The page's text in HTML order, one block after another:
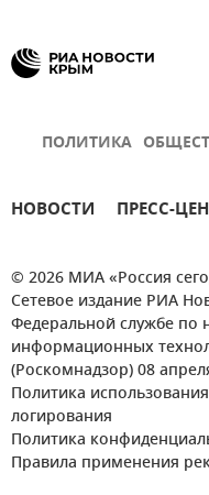
ПОЛИТИКА
НОВОСТИ ПРЕСС-
© 2026 МИА «Россия
Сетевое издание РИА
Федеральной службе по
информационных
(Роскомнадзор) 08
Политика
логирования
Политика
Правила применения